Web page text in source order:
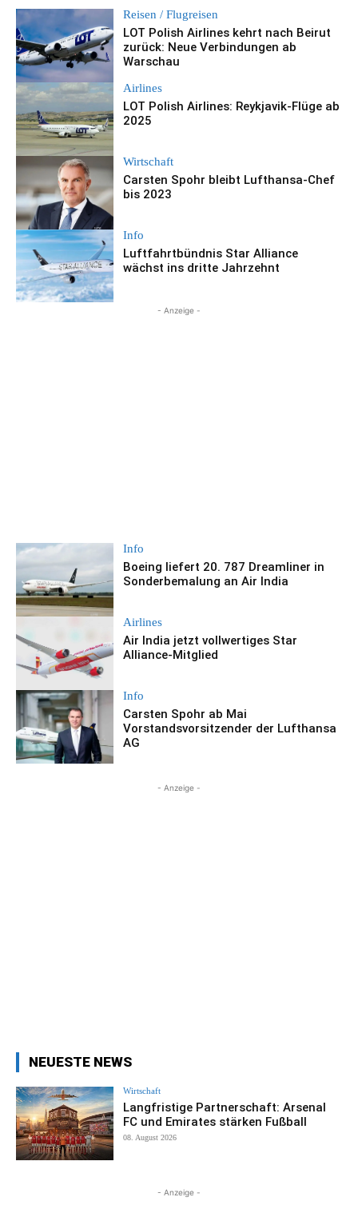
Reisen / Flugreisen
LOT Polish Airlines kehrt nach Beirut
zurück: Neue Verbindungen ab
Warschau
Airlines
LOT Polish Airlines: Reykjavik-Flüge ab
2025
Wirtschaft
Carsten Spohr bleibt Lufthansa-Chef
bis 2023
Info
Luftfahrtbündnis Star Alliance
wächst ins dritte Jahrzehnt
- Anzeige -
Info
Boeing liefert 20. 787 Dreamliner in
Sonderbemalung an Air India
Airlines
Air India jetzt vollwertiges Star
Alliance-Mitglied
Info
Carsten Spohr ab Mai
Vorstandsvorsitzender der Lufthansa
AG
- Anzeige -
NEUESTE NEWS
Wirtschaft
Langfristige Partnerschaft: Arsenal
FC und Emirates stärken Fußball
08. August 2026
- Anzeige -